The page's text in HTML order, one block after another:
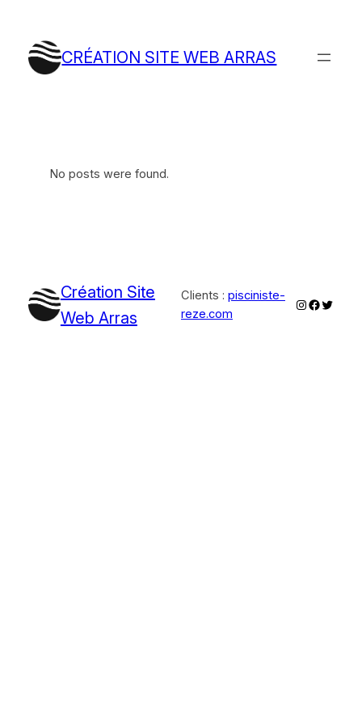
contenu
CRÉATION SITE WEB ARRAS
No posts were found.
Création Site
Web Arras
Clients : pisciniste-
reze.com
Instagram
Twitter